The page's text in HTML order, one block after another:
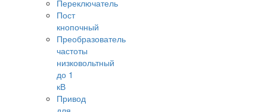
Переключатель
Пост
кнопочный
Преобразователь
частоты
низковольтный
до 1
кВ
Привод